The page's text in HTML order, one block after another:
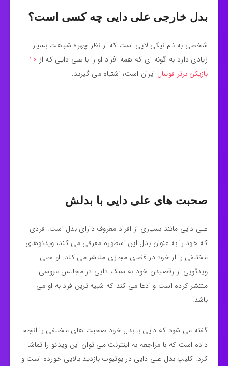
بدل خارجی علی دایی چه کسی است؟
شخصی به نام نیکی لاپی است که از نظر چهره شباهت بسیار
زیادی دارد به گونه ای که همه افراد او را با علی دایی که از 10
بازیکن برتر فوتبال ایران است؛ اشتباه می گیرند.
صحبت های علی دایی با بدلش
علی دایی مانند بسیاری از افراد معروف دارای بدل است. فردی
که خود را به عنوان بدل این اسطوره معرفی می کند، ویدئوهای
مختلفی را از خود در فضای مجازی منتشر می کند. او حتی
ویدئویی از رقصیدن خود به سبک دایی در مجالس عروسی
منتشر کرده است و ادعا می کند که شبیه ترین فرد به او می
باشد.
گفته می شود که دایی با بدل خود صحبت های مختلفی را انجام
داده است که با مراجعه به اینترنت می توان این ویدئو را تماشا
کرد. کلیپ بدل علی دایی در یوتیوب بازدید بالایی خورده است و